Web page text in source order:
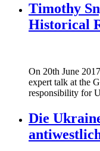
Timothy
Historical
On 20th June
expert talk at the
responsibility for
Die